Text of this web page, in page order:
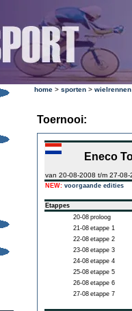
home > sporten > wielrennen
Toernooi:
Eneco
van 20-08-2008 t/m 27-08-
NEW: voorgaande edities
Etappes
20-08 proloog
21-08 etappe 1
22-08 etappe 2
23-08 etappe 3
24-08 etappe 4
25-08 etappe 5
26-08 etappe 6
27-08 etappe 7